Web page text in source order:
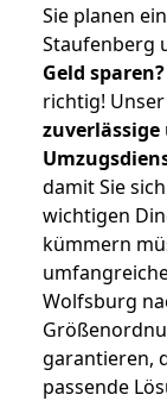
Sie planen
Staufenberg
Geld sparen?
richtig!
zuverlässige
damit Sie
wichtigen
kümmern
Wolfsburg
garantieren,
passende